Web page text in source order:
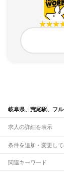
岐阜県、荒尾駅、フ
求人の詳細を表示
条件を追加・変更し
市区町村を追加・
関連キーワード